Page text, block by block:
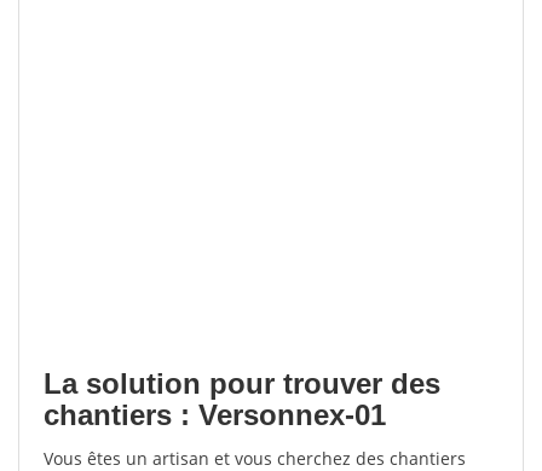
La solution pour trouver des
chantiers : Versonnex-01
Vous êtes un artisan et vous cherchez des chantiers